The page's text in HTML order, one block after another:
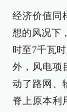
经济价值同
想的风况下
时至7千瓦
外，风电项
动了路网、
脊上原本利